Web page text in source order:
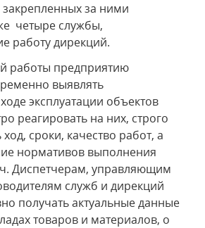
за ними
четыре службы,
работу дирекций.
работы предприятию
выявлять
эксплуатации объектов
реагировать на них, строго
сроки, качество работ, а
нормативов выполнения
Диспетчерам, управляющим
служб и дирекций
получать актуальные данные
товаров и материалов, о